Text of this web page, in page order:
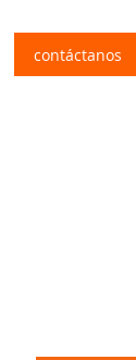
contáctanos